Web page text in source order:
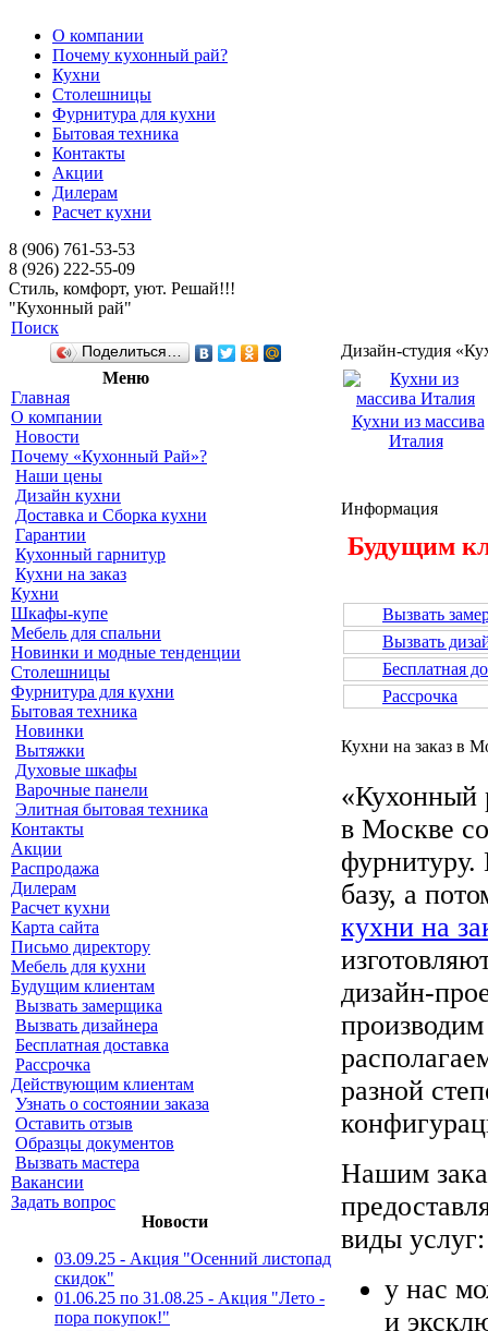
О компании
Почему кухонный рай?
Кухни
Столешницы
Фурнитура для кухни
Бытовая техника
Контакты
Акции
Дилерам
Расчет кухни
8 (906) 761-53-53
8 (926) 222-55-09
Стиль, комфорт, уют. Решай!!!
"Кухонный рай"
Поиск
Поделиться…
Меню
Главная
О компании
Новости
Почему «Кухонный Рай»?
Наши цены
Дизайн кухни
Доставка и Сборка кухни
Гарантии
Кухонный гарнитур
Кухни на заказ
Кухни
Шкафы-купе
Мебель для спальни
Новинки и модные тенденции
Столешницы
Фурнитура для кухни
Бытовая техника
Новинки
Вытяжки
Духовые шкафы
Варочные панели
Элитная бытовая техника
Контакты
Акции
Распродажа
Дилерам
Расчет кухни
Карта сайта
Письмо директору
Мебель для кухни
Будущим клиентам
Вызвать замерщика
Вызвать дизайнера
Бесплатная доставка
Рассрочка
Действующим клиентам
Узнать о состоянии заказа
Оставить отзыв
Образцы документов
Вызвать мастера
Вакансии
Задать вопрос
Новости
03.09.25 - Акция "Осенний листопад
скидок"
01.06.25 по 31.08.25 - Акция "Лето -
пора покупок!"
Дизайн-студия
Кухни из массива
Италия
Информация
Будущим
Вызвать
Вызвать
Бесплатная
Рассрочка
Кухни на заказ в
«Кухонный
в Москве
базу, а
кухни на
дизайн-
разной
Нашим
виды услуг:
у нас
и